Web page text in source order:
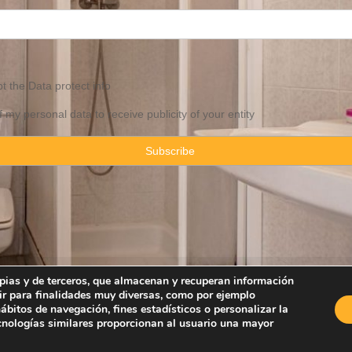
the Data protect info
my personal data to receive publicity of your entity
Consulting Spain By JadeVillas S.L. ·Legal advice Privacy
y de terceros, que almacenan y recuperan información
para finalidades muy diversas, como por ejemplo
de navegación, fines estadísticos o personalizar la
similares proporcionan al usuario una mayor